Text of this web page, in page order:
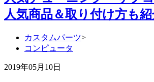
人気商品＆取り付け方も紹
カスタムパーツ>
コンピュータ
2019年05月10日